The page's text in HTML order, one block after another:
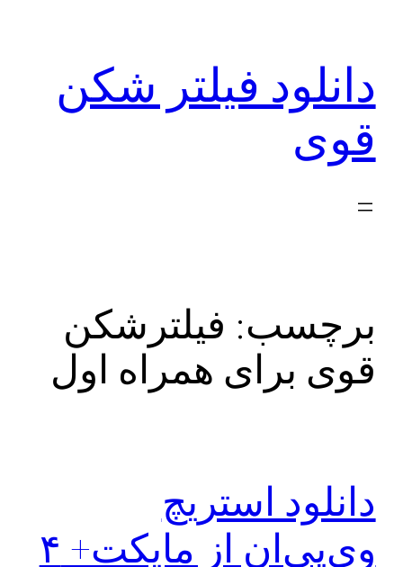
دانلود فیلتر شکن
قوی
برچسب: فیلترشکن
قوی برای همراه اول
دانلود استریچ
وی‌پی‌ان از مایکت+ ۴